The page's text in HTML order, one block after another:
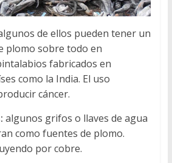
de ellos pueden tener un
plomo sobre todo en
fabricados en
como la India. El uso
cáncer.
algunos grifos o llaves de agua
como fuentes de plomo.
por cobre.